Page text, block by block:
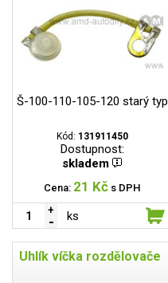
Š-100-110-105-120 starý typ
Kód: 131911450
Dostupnost:
skladem
Cena: 21 Kč s DPH
ks
Uhlík víčka rozdělovače